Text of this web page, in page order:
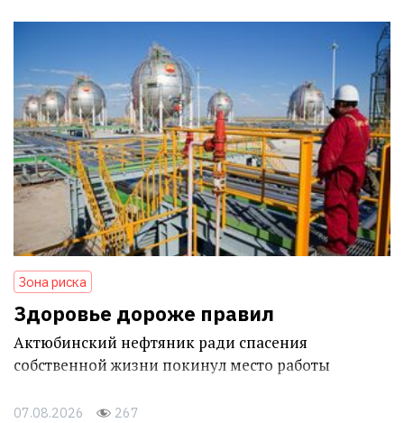
Зона риска
Здоровье дороже правил
Актюбинский нефтяник ради спасения
собственной жизни покинул место работы
07.08.2026 267